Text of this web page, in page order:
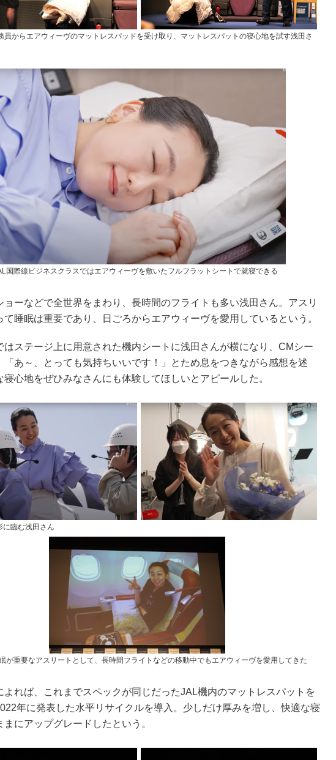
員からエアウィーヴのマットレスパッドを受け取り、マットレスパットの寝心地を試す浅田さ
国際線ビジネスクラスではエアウィーヴを敷いたフルフラットシートで就寝できる
ーなどで全世界をまわり、長時間のフライトも多い浅田さん。アスリ
て睡眠は重要であり、日ごろからエアウィーヴを愛用しているという。
ステージ上に用意された機内シートに浅田さんが横になり、CMシー
「あ～、とっても気持ちいいです！」とため息をつきながら感想を述
寝心地をぜひみなさんにも体験してほしいとアピールした。
に臨む浅田さん
が重要なアスリートとして、長時間フライトなどの移動中でもエアウィーヴを愛用してきた
れば、これまでスペックが同じだったJAL機内のマットレスパットを
年に発表した水平リサイクルを導入。少しだけ厚みを増し、快適な寝
まにアップグレードしたという。